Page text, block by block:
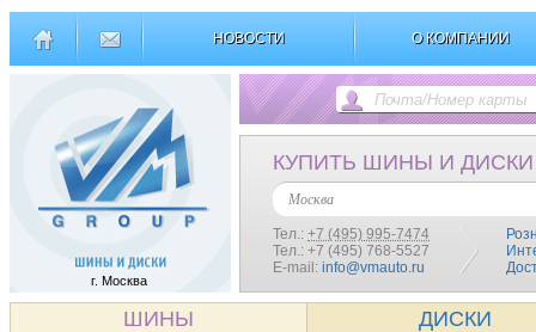
НОВОСТИ О КОМПАНИИ
г. Москва
КУПИТЬ ШИНЫ И ДИСКИ
Москва
Тел.: +7 (495) 995-7474
Тел.: +7 (495) 768-5527
E-mail: info@vmauto.ru
ШИНЫ ДИСКИ